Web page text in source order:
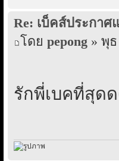
Re: เบ็คส์ประกา
โดย pepong » พุธ
รักพี่เบคที่สุด